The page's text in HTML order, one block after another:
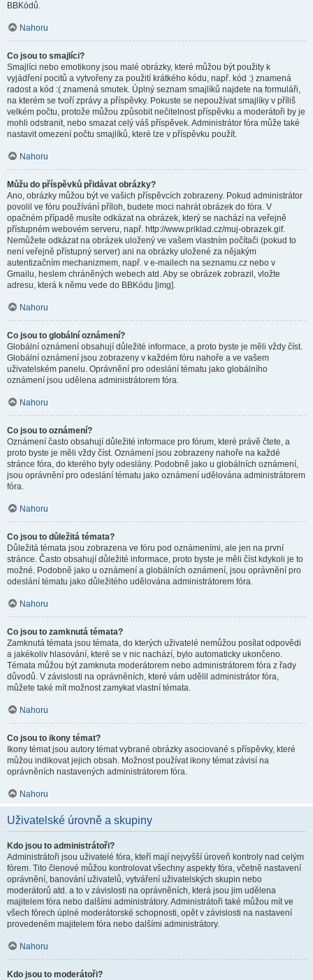
BBKódů.
Nahoru
Co jsou to smajlíci?
Smajlíci nebo emotikony jsou malé obrázky, které můžou být použity k
vyjádření pocitů a vytvořeny za použití krátkého kódu, např. kód :) znamená
radost a kód :( znamená smutek. Úplný seznam smajlíků najdete na formuláři,
na kterém se tvoří zprávy a příspěvky. Pokuste se nepoužívat smajlíky v příliš
velkém počtu, protože můžou způsobit nečitelnost příspěvku a moderátoři by je
mohli odstranit, nebo smazat celý váš příspěvek. Administrátor fóra může také
nastavit omezení počtu smajlíků, které lze v příspěvku použít.
Nahoru
Můžu do příspěvků přidávat obrázky?
Ano, obrázky můžou být ve vašich příspěvcích zobrazeny. Pokud administrátor
povolil ve fóru používání příloh, budete moci nahrát obrázek do fóra. V
opačném případě musíte odkázat na obrázek, který se nachází na veřejně
přístupném webovém serveru, např. http://www.priklad.cz/muj-obrazek.gif.
Nemůžete odkázat na obrázek uložený ve vašem vlastním počítači (pokud to
není veřejně přístupný server) ani na obrázky uložené za nějakým
autentizačním mechanizmem, např. v e-mailech na seznamu.cz nebo v
Gmailu, heslem chráněných webech atd. Aby se obrázek zobrazil, vložte
adresu, která k němu vede do BBKódu [img].
Nahoru
Co jsou to globální oznámení?
Globální oznámení obsahují důležité informace, a proto byste je měli vždy číst.
Globální oznámení jsou zobrazeny v každém fóru nahoře a ve vašem
uživatelském panelu. Oprávnění pro odeslání tématu jako globálního
oznámení jsou udělena administrátorem fóra.
Nahoru
Co jsou to oznámení?
Oznámení často obsahují důležité informace pro fórum, které právě čtete, a
proto byste je měli vždy číst. Oznámení jsou zobrazeny nahoře na každé
stránce fóra, do kterého byly odeslány. Podobně jako u globálních oznámení,
jsou oprávnění pro odeslání tématu jako oznámení udělována administrátorem
fóra.
Nahoru
Co jsou to důležitá témata?
Důležitá témata jsou zobrazena ve fóru pod oznámeními, ale jen na první
stránce. Často obsahují důležité informace, proto byste je měli číst kdykoli je to
možné. Podobně jako u oznámení a globálních oznámení, jsou oprávnění pro
odeslání tématu jako důležitého udělována administrátorem fóra.
Nahoru
Co jsou to zamknutá témata?
Zamknutá témata jsou témata, do kterých uživatelé nemůžou posílat odpovědi
a jakékoliv hlasování, které se v nic nachází, bylo automaticky ukončeno.
Témata můžou být zamknuta moderátorem nebo administrátorem fóra z řady
důvodů. V závislosti na oprávněních, které vám udělil administrátor fóra,
můžete také mít možnost zamykat vlastní témata.
Nahoru
Co jsou to ikony témat?
Ikony témat jsou autory témat vybrané obrázky asociované s příspěvky, které
můžou indikovat jejich obsah. Možnost používat ikony témat závisí na
oprávněních nastavených administrátorem fóra.
Nahoru
Uživatelské úrovně a skupiny
Kdo jsou to administrátoři?
Administrátoři jsou uživatelé fóra, kteří mají nejvyšší úroveň kontroly nad celým
fórem. Tito členové můžou kontrolovat všechny aspekty fóra, včetně nastavení
oprávnění, banování uživatelů, vytváření uživatelských skupin nebo
moderátorů atd. a to v závislosti na oprávněních, která jsou jim udělena
majitelem fóra nebo dalšími administrátory. Administrátoři také můžou mít ve
všech fórech úplné moderátorské schopnosti, opět v závislosti na nastavení
provedeném majitelem fóra nebo dalšími administrátory.
Nahoru
Kdo jsou to moderátoři?